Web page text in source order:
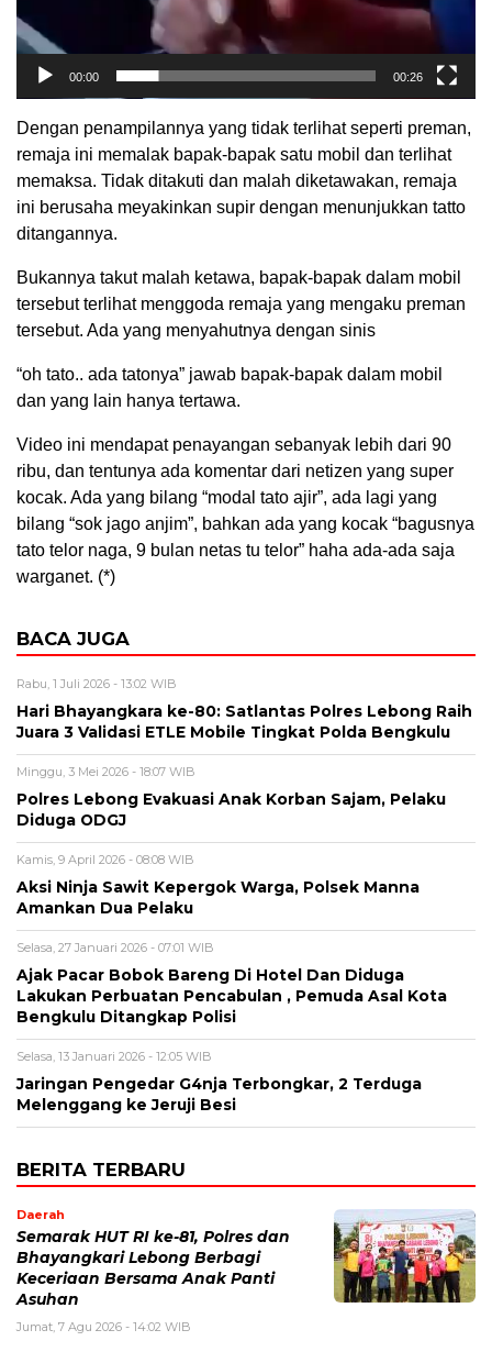
00:00 00:26
Dengan penampilannya yang tidak terlihat seperti preman,
remaja ini memalak bapak-bapak satu mobil dan terlihat
memaksa. Tidak ditakuti dan malah diketawakan, remaja
ini berusaha meyakinkan supir dengan menunjukkan tatto
ditangannya.
Bukannya takut malah ketawa, bapak-bapak dalam mobil
tersebut terlihat menggoda remaja yang mengaku preman
tersebut. Ada yang menyahutnya dengan sinis
“oh tato.. ada tatonya” jawab bapak-bapak dalam mobil
dan yang lain hanya tertawa.
Video ini mendapat penayangan sebanyak lebih dari 90
ribu, dan tentunya ada komentar dari netizen yang super
kocak. Ada yang bilang “modal tato ajir”, ada lagi yang
bilang “sok jago anjim”, bahkan ada yang kocak “bagusnya
tato telor naga, 9 bulan netas tu telor” haha ada-ada saja
warganet. (*)
BACA JUGA
Rabu, 1 Juli 2026 - 13:02 WIB
Hari Bhayangkara ke-80: Satlantas Polres Lebong Raih
Juara 3 Validasi ETLE Mobile Tingkat Polda Bengkulu
Minggu, 3 Mei 2026 - 18:07 WIB
Polres Lebong Evakuasi Anak Korban Sajam, Pelaku
Diduga ODGJ
Kamis, 9 April 2026 - 08:08 WIB
Aksi Ninja Sawit Kepergok Warga, Polsek Manna
Amankan Dua Pelaku
Selasa, 27 Januari 2026 - 07:01 WIB
Ajak Pacar Bobok Bareng Di Hotel Dan Diduga
Lakukan Perbuatan Pencabulan , Pemuda Asal Kota
Bengkulu Ditangkap Polisi
Selasa, 13 Januari 2026 - 12:05 WIB
Jaringan Pengedar G4nja Terbongkar, 2 Terduga
Melenggang ke Jeruji Besi
BERITA TERBARU
Daerah
Semarak HUT RI ke-81, Polres dan
Bhayangkari Lebong Berbagi
Keceriaan Bersama Anak Panti
Asuhan
Jumat, 7 Agu 2026 - 14:02 WIB